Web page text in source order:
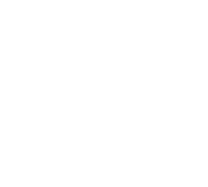
的全球领先的 GIS 桌
中，我们将探索如何
史性大洪水期间，专门